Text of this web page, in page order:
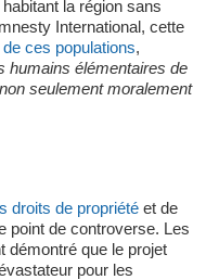
la région sans
International, cette
ces populations,
humains élémentaires de
seulement moralement
droits de propriété et de
point de controverse. Les
démontré que le projet
pour les